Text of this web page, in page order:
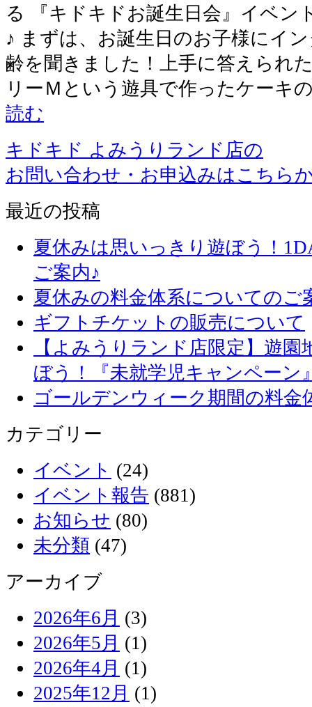
る 『キドキドお誕生日会』イベン
♪ まずは、お誕生日のお子様にイ
齢を聞きました！上手に答えられ
リーＭという遊具で作ったケーキ
読む
キドキド よみうりランド店の
お問い合わせ・お申込みはこちら
最近の投稿
夏休みは思いっきり遊ぼう！
ご案内♪
夏休みの料金体系についてのご
ギフトチケットの販売について
【よみうりランド店限定】遊
ぼう！『未就学児キャンペーン
ゴールデンウィーク期間の料金
カテゴリー
イベント (24)
イベント報告 (881)
お知らせ (80)
未分類 (47)
アーカイブ
2026年6月 (3)
2026年5月 (1)
2026年4月 (1)
2025年12月 (1)